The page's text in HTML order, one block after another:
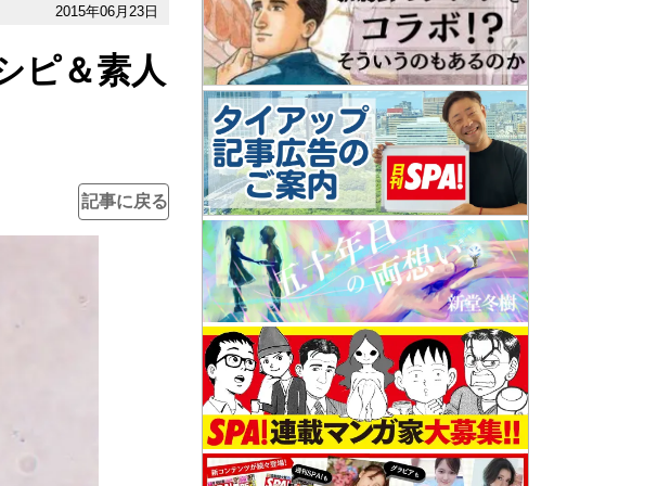
2015年06月23日
ピ＆素人
記事に戻る